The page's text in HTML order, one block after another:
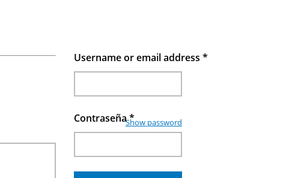
Username or email address *
Contraseña*
Show password